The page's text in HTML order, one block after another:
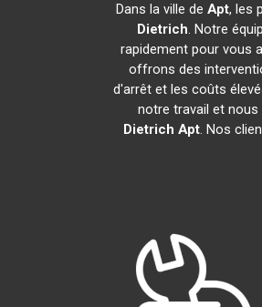
Dans la ville de Apt, les
Dietrich. Notre
rapidement pour vous
offrons des
d'arrêt et les coûts
notre travail et
Dietrich Apt. Nos